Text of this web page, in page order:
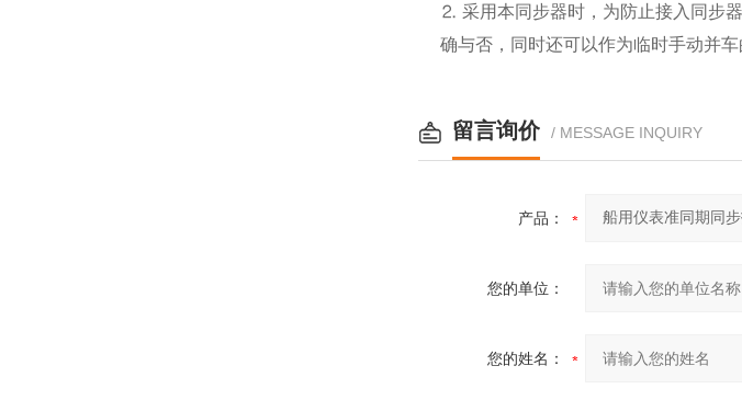
⒉ 采用本同步器时，为防止接入同步
确与否，同时还可以作为临时手动并
留言询价 / MESSAGE INQUIRY
产品：
您的单位：
您的姓名：